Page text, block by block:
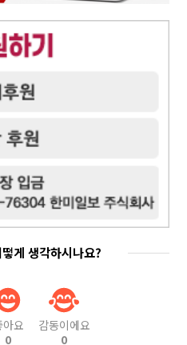
게 생각하시나요?
아요
0
감동이에요
0